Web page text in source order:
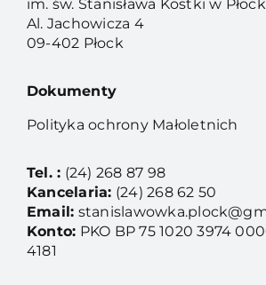
im. św. Stanisława Kostki w
Al. Jachowicza 4
09-402 Płock
Dokumenty
Polityka ochrony Małoletnich
Tel. : (24) 268 87 98
Kancelaria: (24) 268 62 50
Email:
Konto: PKO BP 75 1020 3974
4181